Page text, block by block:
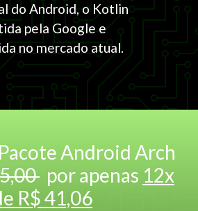
do Android, o Kotlin
pela Google e
no mercado atual.
Android Arch
por apenas 12x
R$ 41,06